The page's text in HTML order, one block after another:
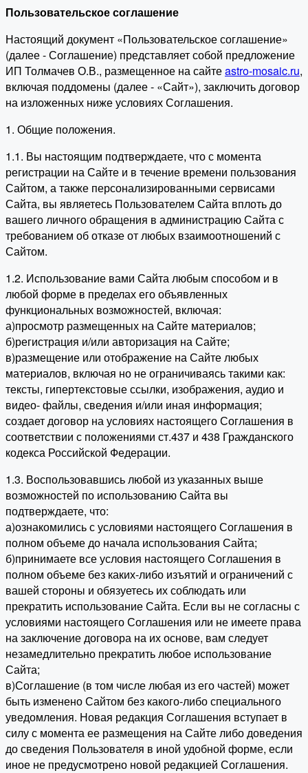
Пользовательское соглашение
Настоящий документ «Пользовательское соглашение»
(далее - Соглашение) представляет собой предложение
ИП Толмачев О.В., размещенное на сайтеastro-mosaic.ru,
включая поддомены (далее - «Сайт»), заключить договор
на изложенных ниже условиях Соглашения.
1. Общие положения.
1.1. Вы настоящим подтверждаете, что с момента
регистрации на Сайте и в течение времени пользования
Сайтом, а также персонализированными сервисами
Сайта, вы являетесь Пользователем Сайта вплоть до
вашего личного обращения в администрацию Сайта с
требованием об отказе от любых взаимоотношений с
Сайтом.
1.2. Использование вами Сайта любым способом и в
любой форме в пределах его объявленных
функциональных возможностей, включая:
а)просмотр размещенных на Сайте материалов;
б)регистрация и/или авторизация на Сайте;
в)размещение или отображение на Сайте любых
материалов, включая но не ограничиваясь такими как:
тексты, гипертекстовые ссылки, изображения, аудио и
видео- файлы, сведения и/или иная информация;
создает договор на условиях настоящего Соглашения в
соответствии с положениями ст.437 и 438 Гражданского
кодекса Российской Федерации.
1.3. Воспользовавшись любой из указанных выше
возможностей по использованию Сайта вы
подтверждаете, что:
а)ознакомились с условиями настоящего Соглашения в
полном объеме до начала использования Сайта;
б)принимаете все условия настоящего Соглашения в
полном объеме без каких-либо изъятий и ограничений с
вашей стороны и обязуетесь их соблюдать или
прекратить использование Сайта. Если вы не согласны с
условиями настоящего Соглашения или не имеете права
на заключение договора на их основе, вам следует
незамедлительно прекратить любое использование
Сайта;
в)Соглашение (в том числе любая из его частей) может
быть изменено Сайтом без какого-либо специального
уведомления. Новая редакция Соглашения вступает в
силу с момента ее размещения на Сайте либо доведения
до сведения Пользователя в иной удобной форме, если
иное не предусмотрено новой редакцией Соглашения.